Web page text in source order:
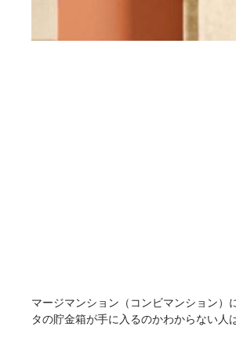
マージマンション（コンビマンション
タの貯金箱が手に入るのかわからない人